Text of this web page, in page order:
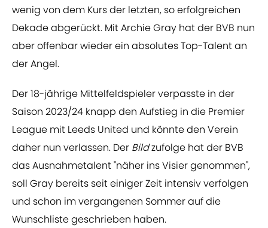
wenig von dem Kurs der letzten, so erfolgreichen
Dekade abgerückt. Mit Archie Gray hat der BVB nun
aber offenbar wieder ein absolutes Top-Talent an
der Angel.
Der 18-jährige Mittelfeldspieler verpasste in der
Saison 2023/24 knapp den Aufstieg in die Premier
League mit Leeds United und könnte den Verein
daher nun verlassen. Der Bildzufolge hat der BVB
das Ausnahmetalent "näher ins Visier genommen",
soll Gray bereits seit einiger Zeit intensiv verfolgen
und schon im vergangenen Sommer auf die
Wunschliste geschrieben haben.